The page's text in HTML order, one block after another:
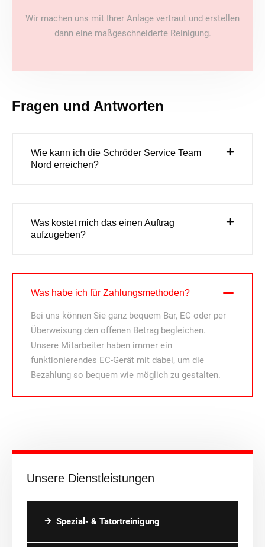
Unsere Dienstleistungen
Spezial- & Tatortreinigung
Wir machen uns mit Ihrer Anlage vertraut und erstellen
dann eine maßgeschneiderte Reinigung.
Fragen und Antworten
Wie kann ich die Schröder Service Team
Nord erreichen?
Was kostet mich das einen Auftrag
aufzugeben?
Was habe ich für Zahlungsmethoden?
Bei uns können Sie ganz bequem Bar, EC oder per
Überweisung den offenen Betrag begleichen.
Unsere Mitarbeiter haben immer ein
funktionierendes EC-Gerät mit dabei, um die
Bezahlung so bequem wie möglich zu gestalten.